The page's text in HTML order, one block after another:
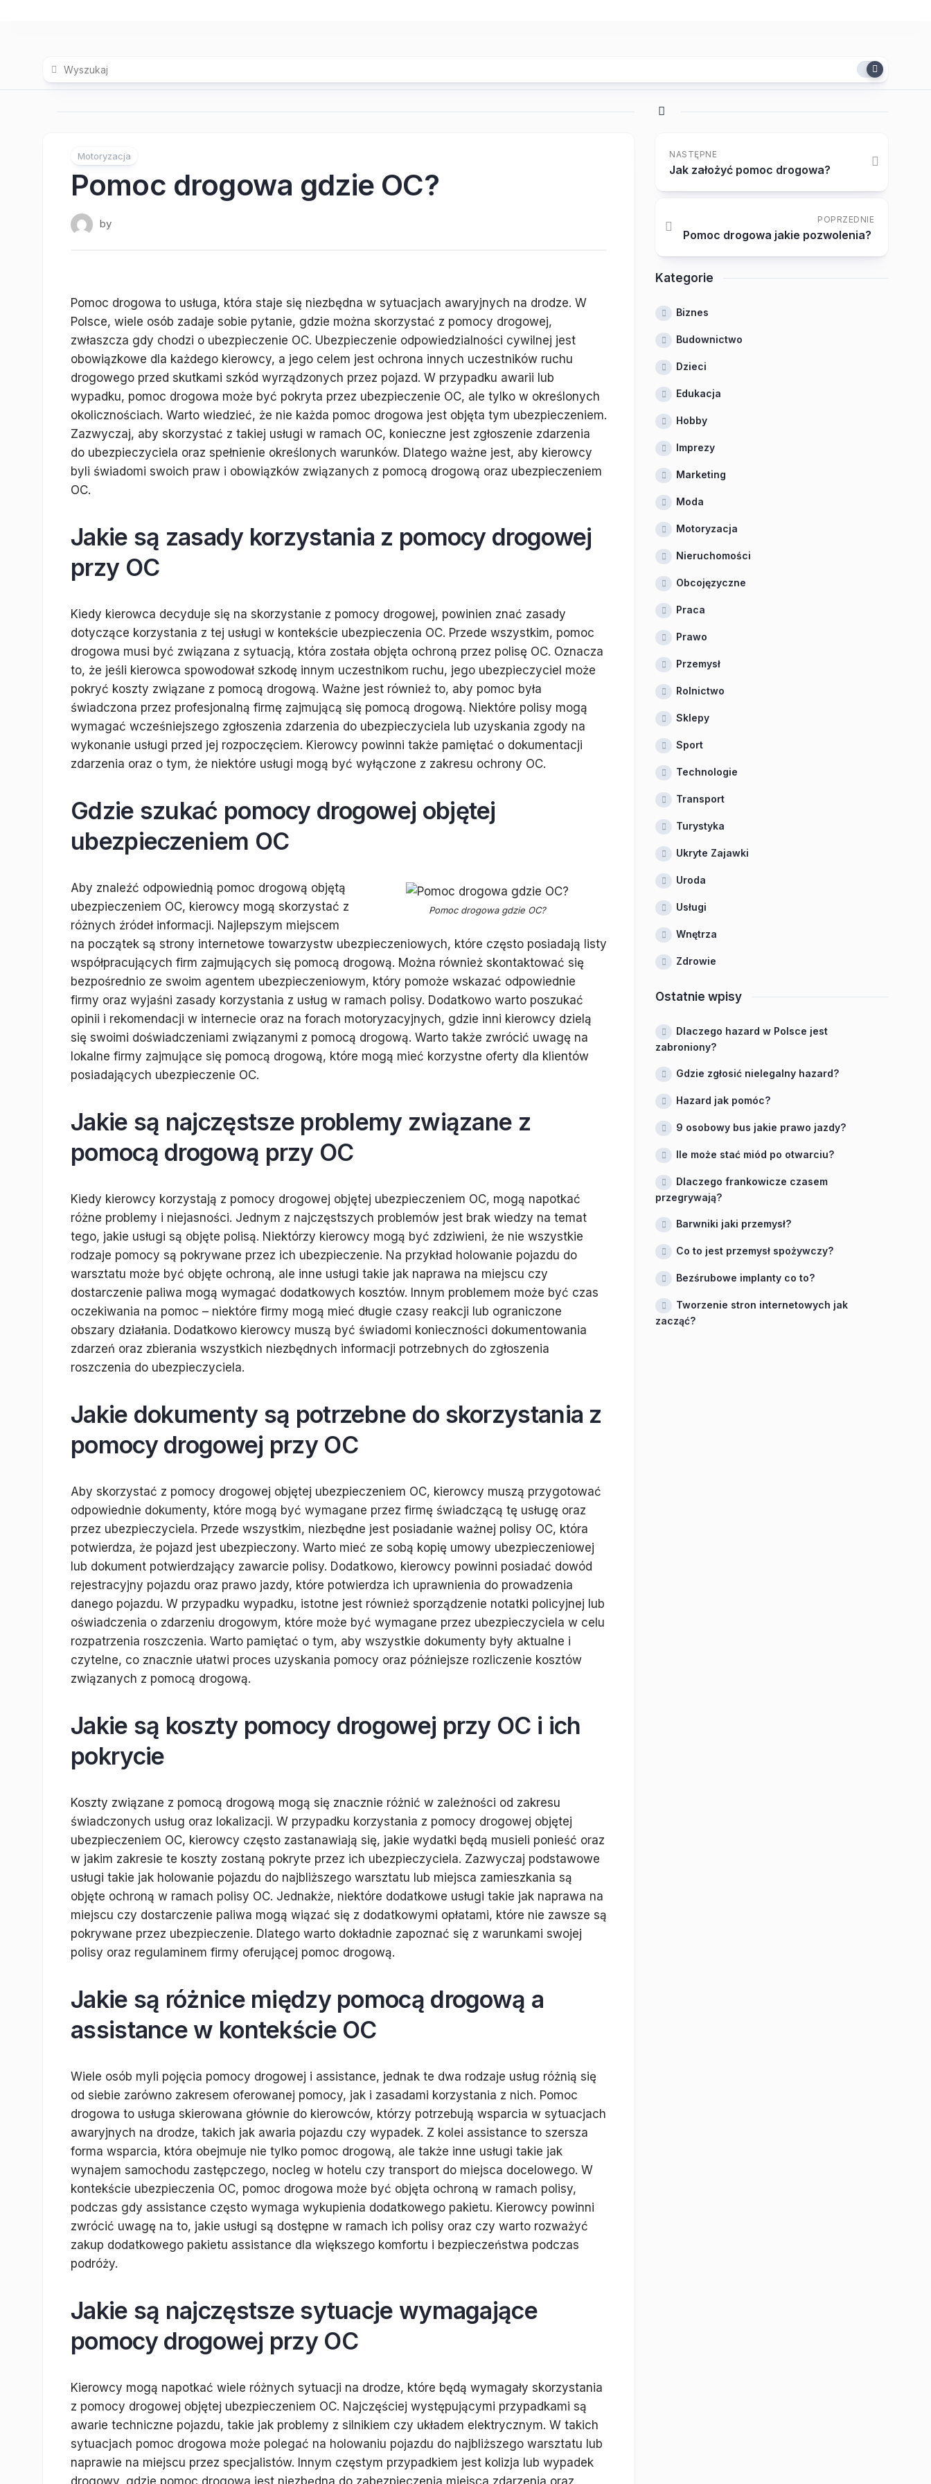
Motoryzacja
Pomoc drogowa gdzie OC?
by
Pomoc drogowa to usługa, która staje się niezbędna w sytuacjach awaryjnych na drodze. W
Polsce, wiele osób zadaje sobie pytanie, gdzie można skorzystać z pomocy drogowej,
zwłaszcza gdy chodzi o ubezpieczenie OC. Ubezpieczenie odpowiedzialności cywilnej jest
obowiązkowe dla każdego kierowcy, a jego celem jest ochrona innych uczestników ruchu
drogowego przed skutkami szkód wyrządzonych przez pojazd. W przypadku awarii lub
wypadku, pomoc drogowa może być pokryta przez ubezpieczenie OC, ale tylko w określonych
okolicznościach. Warto wiedzieć, że nie każda pomoc drogowa jest objęta tym ubezpieczeniem.
Zazwyczaj, aby skorzystać z takiej usługi w ramach OC, konieczne jest zgłoszenie zdarzenia
do ubezpieczyciela oraz spełnienie określonych warunków. Dlatego ważne jest, aby kierowcy
byli świadomi swoich praw i obowiązków związanych z pomocą drogową oraz ubezpieczeniem
OC.
Jakie są zasady korzystania z pomocy drogowej
przy OC
Kiedy kierowca decyduje się na skorzystanie z pomocy drogowej, powinien znać zasady
dotyczące korzystania z tej usługi w kontekście ubezpieczenia OC. Przede wszystkim, pomoc
drogowa musi być związana z sytuacją, która została objęta ochroną przez polisę OC. Oznacza
to, że jeśli kierowca spowodował szkodę innym uczestnikom ruchu, jego ubezpieczyciel może
pokryć koszty związane z pomocą drogową. Ważne jest również to, aby pomoc była
świadczona przez profesjonalną firmę zajmującą się pomocą drogową. Niektóre polisy mogą
wymagać wcześniejszego zgłoszenia zdarzenia do ubezpieczyciela lub uzyskania zgody na
wykonanie usługi przed jej rozpoczęciem. Kierowcy powinni także pamiętać o dokumentacji
zdarzenia oraz o tym, że niektóre usługi mogą być wyłączone z zakresu ochrony OC.
Gdzie szukać pomocy drogowej objętej
ubezpieczeniem OC
Pomoc drogowa gdzie OC?
Aby znaleźć odpowiednią pomoc drogową objętą
ubezpieczeniem OC, kierowcy mogą skorzystać z
różnych źródeł informacji. Najlepszym miejscem
na początek są strony internetowe towarzystw ubezpieczeniowych, które często posiadają listy
współpracujących firm zajmujących się pomocą drogową. Można również skontaktować się
bezpośrednio ze swoim agentem ubezpieczeniowym, który pomoże wskazać odpowiednie
firmy oraz wyjaśni zasady korzystania z usług w ramach polisy. Dodatkowo warto poszukać
opinii i rekomendacji w internecie oraz na forach motoryzacyjnych, gdzie inni kierowcy dzielą
się swoimi doświadczeniami związanymi z pomocą drogową. Warto także zwrócić uwagę na
lokalne firmy zajmujące się pomocą drogową, które mogą mieć korzystne oferty dla klientów
posiadających ubezpieczenie OC.
Jakie są najczęstsze problemy związane z
pomocą drogową przy OC
Kiedy kierowcy korzystają z pomocy drogowej objętej ubezpieczeniem OC, mogą napotkać
różne problemy i niejasności. Jednym z najczęstszych problemów jest brak wiedzy na temat
tego, jakie usługi są objęte polisą. Niektórzy kierowcy mogą być zdziwieni, że nie wszystkie
rodzaje pomocy są pokrywane przez ich ubezpieczenie. Na przykład holowanie pojazdu do
warsztatu może być objęte ochroną, ale inne usługi takie jak naprawa na miejscu czy
dostarczenie paliwa mogą wymagać dodatkowych kosztów. Innym problemem może być czas
oczekiwania na pomoc – niektóre firmy mogą mieć długie czasy reakcji lub ograniczone
obszary działania. Dodatkowo kierowcy muszą być świadomi konieczności dokumentowania
zdarzeń oraz zbierania wszystkich niezbędnych informacji potrzebnych do zgłoszenia
roszczenia do ubezpieczyciela.
Jakie dokumenty są potrzebne do skorzystania z
pomocy drogowej przy OC
Aby skorzystać z pomocy drogowej objętej ubezpieczeniem OC, kierowcy muszą przygotować
odpowiednie dokumenty, które mogą być wymagane przez firmę świadczącą tę usługę oraz
przez ubezpieczyciela. Przede wszystkim, niezbędne jest posiadanie ważnej polisy OC, która
potwierdza, że pojazd jest ubezpieczony. Warto mieć ze sobą kopię umowy ubezpieczeniowej
lub dokument potwierdzający zawarcie polisy. Dodatkowo, kierowcy powinni posiadać dowód
rejestracyjny pojazdu oraz prawo jazdy, które potwierdza ich uprawnienia do prowadzenia
danego pojazdu. W przypadku wypadku, istotne jest również sporządzenie notatki policyjnej lub
oświadczenia o zdarzeniu drogowym, które może być wymagane przez ubezpieczyciela w celu
rozpatrzenia roszczenia. Warto pamiętać o tym, aby wszystkie dokumenty były aktualne i
czytelne, co znacznie ułatwi proces uzyskania pomocy oraz późniejsze rozliczenie kosztów
związanych z pomocą drogową.
Jakie są koszty pomocy drogowej przy OC i ich
pokrycie
Koszty związane z pomocą drogową mogą się znacznie różnić w zależności od zakresu
świadczonych usług oraz lokalizacji. W przypadku korzystania z pomocy drogowej objętej
ubezpieczeniem OC, kierowcy często zastanawiają się, jakie wydatki będą musieli ponieść oraz
w jakim zakresie te koszty zostaną pokryte przez ich ubezpieczyciela. Zazwyczaj podstawowe
usługi takie jak holowanie pojazdu do najbliższego warsztatu lub miejsca zamieszkania są
objęte ochroną w ramach polisy OC. Jednakże, niektóre dodatkowe usługi takie jak naprawa na
miejscu czy dostarczenie paliwa mogą wiązać się z dodatkowymi opłatami, które nie zawsze są
pokrywane przez ubezpieczenie. Dlatego warto dokładnie zapoznać się z warunkami swojej
polisy oraz regulaminem firmy oferującej pomoc drogową.
Jakie są różnice między pomocą drogową a
assistance w kontekście OC
Wiele osób myli pojęcia pomocy drogowej i assistance, jednak te dwa rodzaje usług różnią się
od siebie zarówno zakresem oferowanej pomocy, jak i zasadami korzystania z nich. Pomoc
drogowa to usługa skierowana głównie do kierowców, którzy potrzebują wsparcia w sytuacjach
awaryjnych na drodze, takich jak awaria pojazdu czy wypadek. Z kolei assistance to szersza
forma wsparcia, która obejmuje nie tylko pomoc drogową, ale także inne usługi takie jak
wynajem samochodu zastępczego, nocleg w hotelu czy transport do miejsca docelowego. W
kontekście ubezpieczenia OC, pomoc drogowa może być objęta ochroną w ramach polisy,
podczas gdy assistance często wymaga wykupienia dodatkowego pakietu. Kierowcy powinni
zwrócić uwagę na to, jakie usługi są dostępne w ramach ich polisy oraz czy warto rozważyć
zakup dodatkowego pakietu assistance dla większego komfortu i bezpieczeństwa podczas
podróży.
Jakie są najczęstsze sytuacje wymagające
pomocy drogowej przy OC
Kierowcy mogą napotkać wiele różnych sytuacji na drodze, które będą wymagały skorzystania
z pomocy drogowej objętej ubezpieczeniem OC. Najczęściej występującymi przypadkami są
awarie techniczne pojazdu, takie jak problemy z silnikiem czy układem elektrycznym. W takich
sytuacjach pomoc drogowa może polegać na holowaniu pojazdu do najbliższego warsztatu lub
naprawie na miejscu przez specjalistów. Innym częstym przypadkiem jest kolizja lub wypadek
drogowy, gdzie pomoc drogowa jest niezbędna do zabezpieczenia miejsca zdarzenia oraz
NASTĘPNE
Jak założyć pomoc drogowa?
POPRZEDNIE
Pomoc drogowa jakie pozwolenia?
Kategorie
Biznes
Budownictwo
Dzieci
Edukacja
Hobby
Imprezy
Marketing
Moda
Motoryzacja
Nieruchomości
Obcojęzyczne
Praca
Prawo
Przemysł
Rolnictwo
Sklepy
Sport
Technologie
Transport
Turystyka
Ukryte Zajawki
Uroda
Usługi
Wnętrza
Zdrowie
Ostatnie wpisy
Dlaczego hazard w Polsce jest
zabroniony?
Gdzie zgłosić nielegalny hazard?
Hazard jak pomóc?
9 osobowy bus jakie prawo jazdy?
Ile może stać miód po otwarciu?
Dlaczego frankowicze czasem
przegrywają?
Barwniki jaki przemysł?
Co to jest przemysł spożywczy?
Bezśrubowe implanty co to?
Tworzenie stron internetowych jak
zacząć?